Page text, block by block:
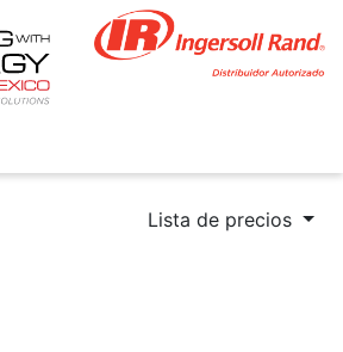
Lista de precios